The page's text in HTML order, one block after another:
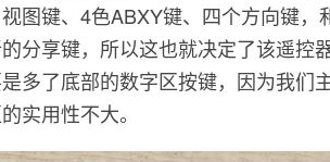
图键、4色ABXY键、四个方向键，
分享键，所以这也就决定了该遥控
多了底部的数字区按键，因为我们
实用性不大。